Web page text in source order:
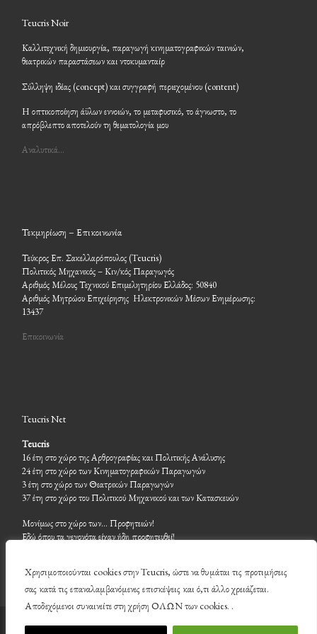
Χρησιμοποιούνται cookies στην Teucris, ώστε να θυμάται τις προτιμήσεις
σας κατά τις επαναλαμβανόμενες επισκέψεις και ό,τι άλλο χρειάζεται.
Αποδεχόμενοι συναινείτε στη χρήση ΟΛΩΝ των cookies. .
Teucris Noir
Καλλιτεχνική δημιουργία, παραγωγή κινηματογραφικών ταινιών,
θεατρικών παραστάσεων και ντοκυμανταίρ
Σύλληψη ιδέας (concept) και συγγραφή περιεχομένου (content)
Η οπτικοποίηση άϋλων εννοιών, το μεταφυσικό, το άγνωστο, το
απρόβλεπτο αποτελούν τη θεματολογία μου
Αναλυτικά…
Τεκμηρίωση – Επικοινωνία
Τεύκρος Επ. Σακελλαρόπουλος (Teucris)
Πολιτικός Μηχανικός – Κιν/κός Παραγωγός
Αριθμός Μέλους Τεχνικού Επιμελητηρίου Ελλάδος: 50840
Αριθμός Μητρώου Επιχείρησης Ηλεκτρονικών Μέσων Ενημέρωσης:
13437
Επικοινωνία
Teucris Net
Teucris
16 έτη στο χώρο της Αρθρογραφίας και Πολιτικής Ανάλυσης
24 έτη στο χώρο των Κινηματογραφικών Παραγωγών
3 έτη στο χώρο των Θεατρικών Παραγωγών
37 έτη στο χώρο του Πολιτικού Μηχανικού και των Κατασκευών
Μονίμως στο χώρο των… Προφητειών!
Εδώ όπου τα γεγονότα είχαν ήδη προφητευθεί!
© 2026Teucris– Με επιφύλαξη παντός δικαιώματος